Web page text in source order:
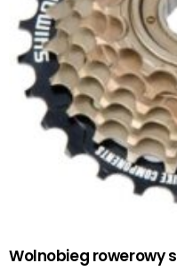
Wolnobieg rowerowy